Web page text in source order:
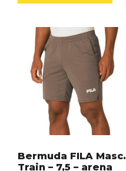
Bermuda FILA Masc.
Train – 7,5 – arena